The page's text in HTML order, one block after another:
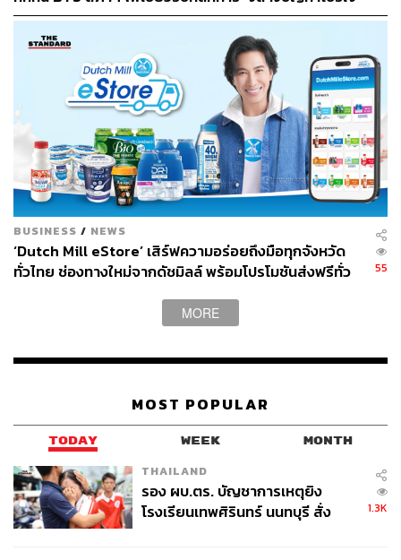
กต์ล่าช้า
BUSINESS / NEWS
‘Dutch Mill eStore’ เสิร์ฟความอร่อยถึงมือทุกจังหวัด
ทั่วไทย ช่องทางใหม่จากดัชมิลล์ พร้อมโปรโมชันส่งฟรีทั่ว
เย็นตรงจากโรงงาน [ADVERTORIAL]
55
MORE
MOST POPULAR
TODAY WEEK MONTH
THAILAND
รอง ผบ.ตร. บัญชาการเหตุยิง
โรงเรียนเทพศิรินทร์ นนทบุรี สั่ง
1.3K